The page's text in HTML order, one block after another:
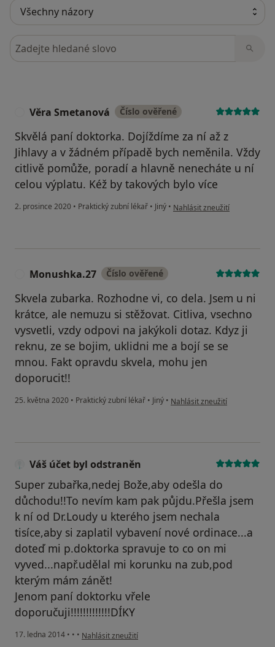
Hledejte v názorech
Věra Smetanová Číslo ověřené
Skvělá paní doktorka. Dojíždíme za ní až z
Jihlavy a v žádném případě bych neměnila. Vždy
citlivě pomůže, poradí a hlavně nenecháte u ní
celou výplatu. Kéž by takových bylo více
2. prosince 2020 • Praktický zubní lékař • Jiný • podle názoru uživatele Věra
Nahlásit zneužití
Monushka.27 Číslo ověřené
Skvela zubarka. Rozhodne vi, co dela. Jsem u ni
krátce, ale nemuzu si stěžovat. Citliva, vsechno
vysvetli, vzdy odpovi na jakýkoli dotaz. Kdyz ji
reknu, ze se bojim, uklidni me a bojí se se
mnou. Fakt opravdu skvela, mohu jen
doporucit!!
25. května 2020 • Praktický zubní lékař • Jiný • podle názoru uživatele
Nahlásit zneužití
Váš účet byl odstraněn
Super zubařka,nedej Bože,aby odešla do
důchodu!!To nevím kam pak půjdu.Přešla jsem
k ní od Dr.Loudy u kterého jsem nechala
tisíce,aby si zaplatil vybavení nové ordinace...a
doteď mi p.doktorka spravuje to co on mi
vyved...např.udělal mi korunku na zub,pod
kterým mám zánět!
Jenom paní doktorku vřele
doporučuji!!!!!!!!!!!!!DÍKY
17. ledna 2014 • • • podle názoru uživatele Váš účet byl odstraněn
Nahlásit zneužití